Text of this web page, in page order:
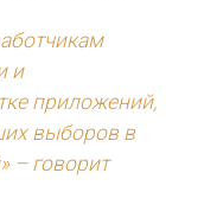
и
приложений,
выборов в
– говорит